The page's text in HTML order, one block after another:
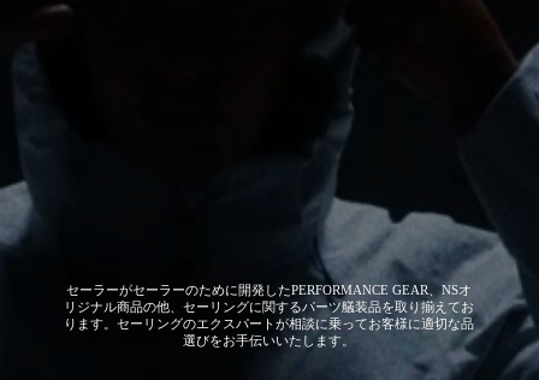
セーラーがセーラーのために開発したPERFORMANCE GEAR、NSオ
リジナル商品の他、セーリングに関するパーツ艤装品を取り揃えてお
ります。セーリングのエクスパートが相談に乗ってお客様に適切な品
選びをお手伝いいたします。